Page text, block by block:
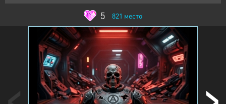
5
821 место